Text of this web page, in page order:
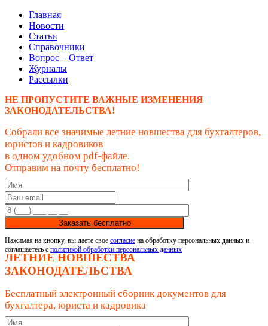
Главная
Новости
Статьи
Справочники
Вопрос – Ответ
Журналы
Рассылки
НЕ ПРОПУСТИТЕ ВАЖНЫЕ ИЗМЕНЕНИЯ
ЗАКОНОДАТЕЛЬСТВА!
Собрали все значимые летние новшества для бухгалтеров,
юристов и кадровиков
в одном удобном pdf-файле.
Отправим на почту бесплатно!
Заказать бесплатно
Нажимая на кнопку, вы даете свое согласие на обработку персональных данных и
соглашаетесь с политикой обработки персональных данных
ЛЕТНИЕ НОВШЕСТВА
ЗАКОНОДАТЕЛЬСТВА
Бесплатный электронный сборник документов для
бухгалтера, юриста и кадровика